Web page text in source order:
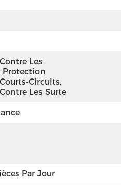
Les
Protection
Circuits,
Les Surte
Par Jour